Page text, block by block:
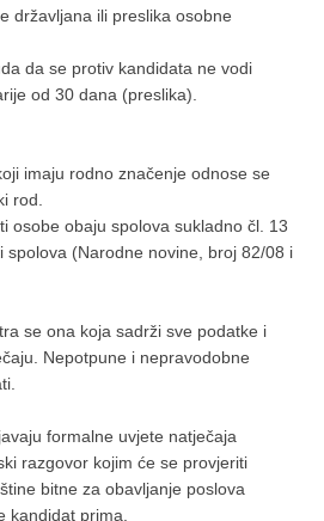
državljana ili preslika osobne
da se protiv kandidata ne vodi
od 30 dana (preslika).
imaju rodno značenje odnose se
rod.
osobe obaju spolova sukladno čl. 13
spolova (Narodne novine, broj 82/08 i
se ona koja sadrži sve podatke i
Nepotpune i nepravodobne
formalne uvjete natječaja
razgovor kojim će se provjeriti
bitne za obavljanje poslova
kandidat prima.